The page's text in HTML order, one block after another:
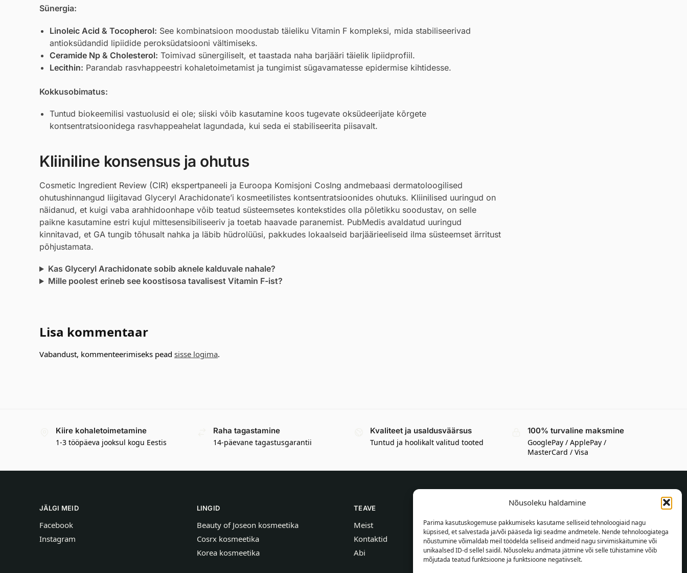
Nõusoleku haldamine
Parima kasutuskogemuse pakkumiseks kasutame selliseid tehnoloogiaid nagu
küpsised, et salvestada ja/või pääseda ligi seadme andmetele. Nende tehnoloogiatega
nõustumine võimaldab meil töödelda selliseid andmeid nagu sirvimiskäitumine või
unikaalsed ID-d sellel saidil. Nõusoleku andmata jätmine või selle tühistamine võib
mõjutada teatud funktsioone ja funktsioone negatiivselt.
Sünergia:
Linoleic Acid & Tocopherol: See kombinatsioon moodustab täieliku Vitamin F kompleksi, mida stabiliseerivad
antioksüdandid lipiidide peroksüdatsiooni vältimiseks.
Ceramide Np & Cholesterol: Toimivad sünergiliselt, et taastada naha barjääri täielik lipiidprofiil.
Lecithin: Parandab rasvhappeestri kohaletoimetamist ja tungimist sügavamatesse epidermise kihtidesse.
Kokkusobimatus:
Tuntud biokeemilisi vastuolusid ei ole; siiski võib kasutamine koos tugevate oksüdeerijate kõrgete
kontsentratsioonidega rasvhappeahelat lagundada, kui seda ei stabiliseerita piisavalt.
Kliiniline konsensus ja ohutus
Cosmetic Ingredient Review (CIR) ekspertpaneeli ja Euroopa Komisjoni CosIng andmebaasi dermatoloogilised
ohutushinnangud liigitavad Glyceryl Arachidonate’i kosmeetilistes kontsentratsioonides ohutuks. Kliinilised uuringud on
näidanud, et kuigi vaba arahhidoonhape võib teatud süsteemsetes kontekstides olla põletikku soodustav, on selle
paikne kasutamine estri kujul mittesensibiliseeriv ja toetab haavade paranemist. PubMedis avaldatud uuringud
kinnitavad, et GA tungib tõhusalt nahka ja läbib hüdrolüüsi, pakkudes lokaalseid barjäärieeliseid ilma süsteemset ärritust
põhjustamata.
Kas Glyceryl Arachidonate sobib aknele kalduvale nahale?
Mille poolest erineb see koostisosa tavalisest Vitamin F-ist?
Lisa kommentaar
Vabandust, kommenteerimiseks pead sisse logima.
Kiire kohaletoimetamine
1-3 tööpäeva jooksul kogu Eestis
Raha tagastamine
14-päevane tagastusgarantii
Kvaliteet ja usaldusväärsus
Tuntud ja hoolikalt valitud tooted
100% turvaline maksmine
GooglePay / ApplePay /
MasterCard / Visa
JÄLGI MEID
Facebook
Instagram
LINGID
Beauty of Joseon kosmeetika
Cosrx kosmeetika
Korea kosmeetika
TEAVE
Meist
Kontaktid
Abi
TEAVE OSTJALE
Tarnetingimused
Tingimused
Privaatsuspoliitika